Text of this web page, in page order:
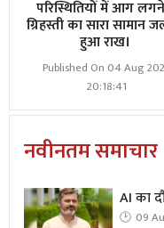
परिस्थितियों में आग
ग्रिहस्ती का सारा सामान
हुआ राख।
Published On 04 Aug
20:18:41
नवीनतम समाचार
AI का
09